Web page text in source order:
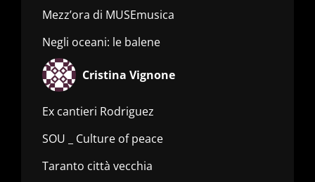
Mezz’ora di MUSEmusica
Negli oceani: le balene
Cristina Vignone
Ex cantieri Rodriguez
SOU _ Culture of peace
Taranto città vecchia